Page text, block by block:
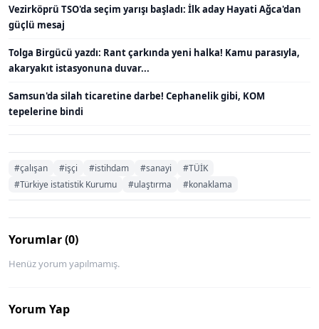
Vezirköprü TSO'da seçim yarışı başladı: İlk aday Hayati Ağca'dan
güçlü mesaj
Tolga Birgücü yazdı: Rant çarkında yeni halka! Kamu parasıyla,
akaryakıt istasyonuna duvar...
Samsun'da silah ticaretine darbe! Cephanelik gibi, KOM
tepelerine bindi
#çalışan #işçi #istihdam #sanayi
#TÜİK
#Türkiye istatistik Kurumu
#ulaştırma #konaklama
Yorumlar (0)
Henüz yorum yapılmamış.
Yorum Yap